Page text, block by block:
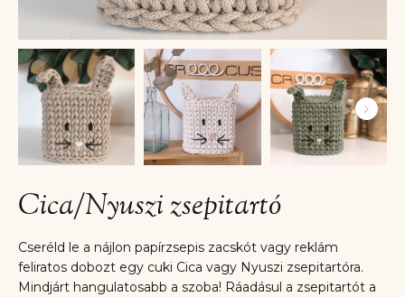
Cica/Nyuszi zsepitartó
Cseréld le a nájlon papírzsepis zacskót vagy reklám
feliratos dobozt egy cuki Cica vagy Nyuszi zsepitartóra.
Mindjárt hangulatosabb a szoba! Ráadásul a zsepitartót a